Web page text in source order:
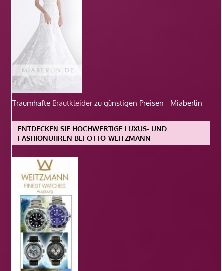
Traumhafte Brautkleiderzu günstigen Preisen | Miaberlin
ENTDECKEN SIE HOCHWERTIGE LUXUS- UND
FASHIONUHREN BEI OTTO-WEITZMANN